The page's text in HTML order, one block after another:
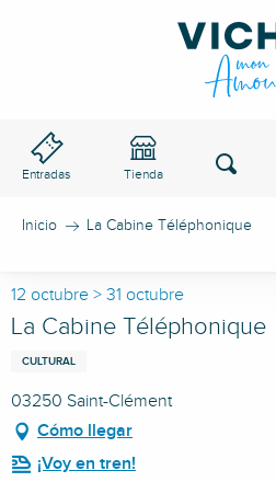
Entradas Tienda Buscar
Inicio La Cabine Téléphonique
12 octubre > 31 octubre
La Cabine Téléphonique
CULTURAL
03250 Saint-Clément
Cómo llegar
¡Voy en tren!